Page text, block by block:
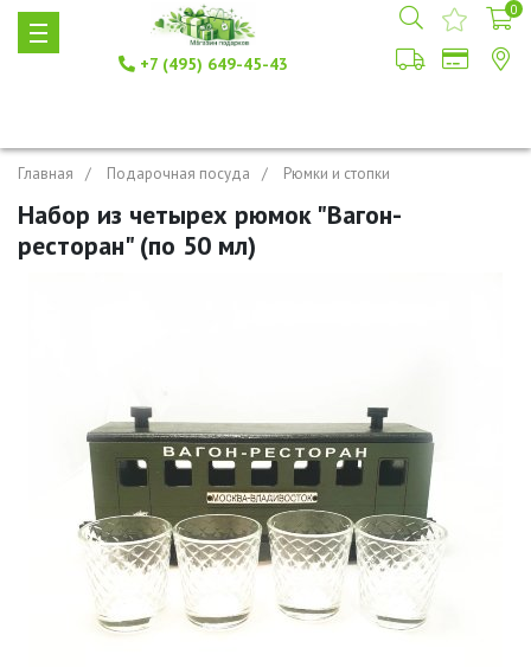
+7 (495) 649-45-43
0
Главная Подарочная посуда Рюмки и стопки
Набор из четырех рюмок "Вагон-
ресторан" (по 50 мл)